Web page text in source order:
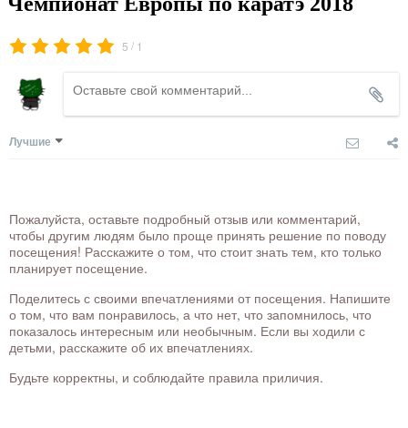
5 / 1
Лучшие
Пожалуйста, оставьте подробный отзыв или комментарий,
чтобы другим людям было проще принять решение по поводу
посещения! Расскажите о том, что стоит знать тем, кто только
планирует посещение.
Поделитесь с своими впечатлениями от посещения. Напишите
о том, что вам понравилось, а что нет, что запомнилось, что
показалось интересным или необычным. Если вы ходили с
детьми, расскажите об их впечатлениях.
Будьте корректны, и соблюдайте правила приличия.